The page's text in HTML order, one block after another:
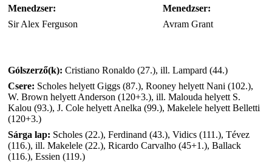
Menedzser:
Menedzser:
Sir Alex Ferguson
Avram Grant
Gólszerző(k): Cristiano Ronaldo (27.), ill. Lampard (44.)
Csere: Scholes helyett Giggs (87.), Rooney helyett Nani (102.),
W. Brown helyett Anderson (120+3.), ill. Malouda helyett S.
Kalou (93.), J. Cole helyett Anelka (99.), Makelele helyett Belletti
(120+3.)
Sárga lap: Scholes (22.), Ferdinand (43.), Vidics (111.), Tévez
(116.), ill. Makelele (22.), Ricardo Carvalho (45+1.), Ballack
(116.), Essien (119.)